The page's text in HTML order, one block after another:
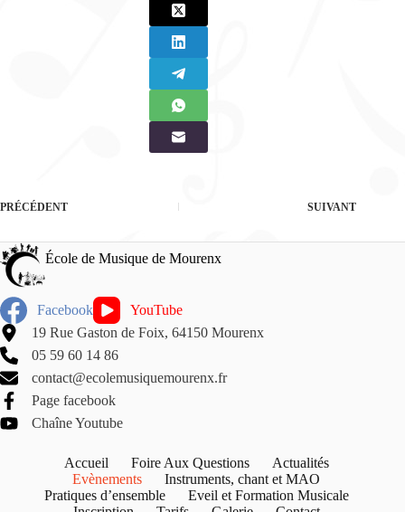
PRÉCÉDENT SUIVANT
École de Musique de Mourenx
Facebook
YouTube
19 Rue Gaston de Foix, 64150 Mourenx
05 59 60 14 86
contact@ecolemusiquemourenx.fr
Page facebook
Chaîne Youtube
Accueil Foire Aux Questions
Actualités
Evènements
Instruments, chant et MAO
Pratiques d’ensemble
Eveil et Formation Musicale